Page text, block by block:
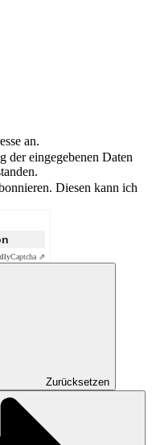
an.
der eingegebenen Daten
Diesen kann ich
Captcha ⇗
Zurücksetzen